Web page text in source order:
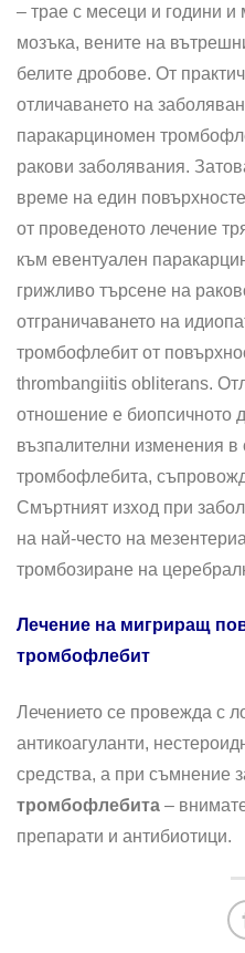
– трае с месеци и години и
мозъка, вените на
белите дробове. От
отличаването на
паракарциномен
ракови заболявания.
време на един
от проведеното лечение
към евентуален
грижливо търсене на
отграничаването на
тромбофлебит от
thrombangiitis obliterans.
отношение е биопсичното
възпалителни изменения в
тромбофлебита,
Смъртният изход при
на най-често на
тромбозиране на
Лечение на мигриращ
тромбофлебит
Лечението се провежда с
антикоагуланти,
средства, а при съмнение
тромбофлебита –
препарати и антибиотици.